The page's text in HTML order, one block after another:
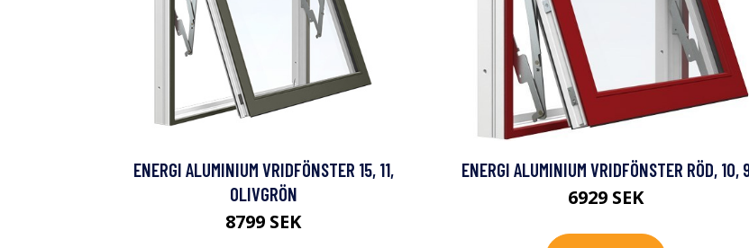
ENERGI ALUMINIUM VRIDFÖNSTER 15, 11,
OLIVGRÖN
8799 SEK
ENERGI ALUMINIUM VRIDFÖNSTER RÖD, 10,
6929 SEK